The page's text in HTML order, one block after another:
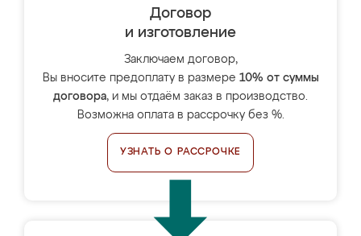
Договор
и изготовление
Заключаем договор,
Вы вносите предоплату в размере 10% от суммы
договора, и мы отдаём заказ в производство.
Возможна оплата в рассрочку без %.
УЗНАТЬ О РАССРОЧКЕ